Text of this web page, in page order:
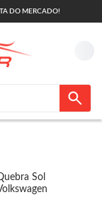
DO MERCADO!
Sol